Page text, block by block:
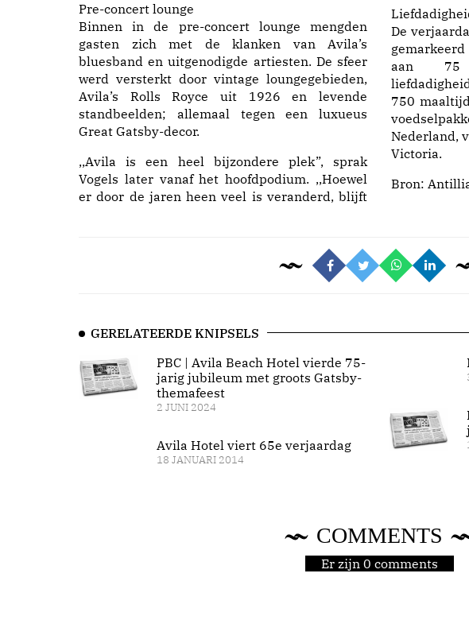
Pre-concert lounge
Binnen in de pre-concert lounge mengden
gasten zich met de klanken van Avila’s
bluesband en uitgenodigde artiesten. De sfeer
werd versterkt door vintage loungegebieden,
Avila’s Rolls Royce uit 1926 en levende
standbeelden; allemaal tegen een luxueus
Great Gatsby-decor.
,,Avila is een heel bijzondere plek”, sprak
Vogels later vanaf het hoofdpodium. ,,Hoewel
er door de jaren heen veel is veranderd, blijft
De
aan 75
750
Nederland,
Victoria.
Bron:
GERELATEERDE KNIPSELS
PBC | Avila Beach Hotel vierde 75-
jarig jubileum met groots Gatsby-
themafeest
2 JUNI 2024
Avila Hotel viert 65e verjaardag
18 JANUARI 2014
COMMENTS
Er zijn 0 comments